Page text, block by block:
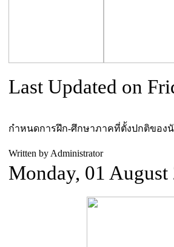
Last Updated on
กำหนดการฝึก-ศึกษาภาคที่ตั้งปกติของ
Written by Administrator
Monday, 01 August